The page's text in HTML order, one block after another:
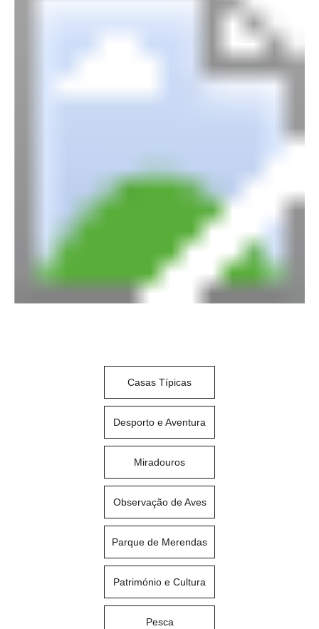
Casas Típicas
Desporto e Aventura
Miradouros
Observação de Aves
Parque de Merendas
Património e Cultura
Pesca